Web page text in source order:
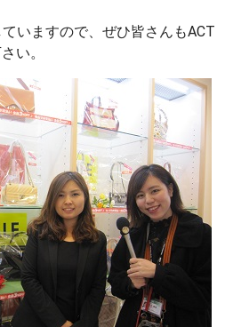
いますので、ぜひ皆さんもACT
い。